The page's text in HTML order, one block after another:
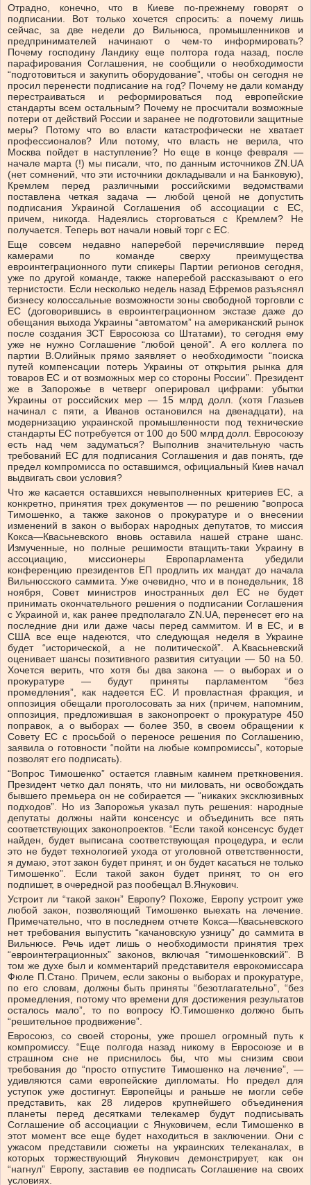
Отрадно, конечно, что в Киеве по-прежнему говорят о
подписании. Вот только хочется спросить: а почему лишь
сейчас, за две недели до Вильнюса, промышленников и
предпринимателей начинают о чем-то информировать?
Почему господину Ландику еще полтора года назад, после
парафирования Соглашения, не сообщили о необходимости
“подготовиться и закупить оборудование”, чтобы он сегодня не
просил перенести подписание на год? Почему не дали команду
перестраиваться и реформироваться под европейские
стандарты всем остальным? Почему не просчитали возможные
потери от действий России и заранее не подготовили защитные
меры? Потому что во власти катастрофически не хватает
профессионалов? Или потому, что власть не верила, что
Москва пойдет в наступление? Но еще в конце февраля —
начале марта (!) мы писали, что, по данным источников ZN.UA
(нет сомнений, что эти источники докладывали и на Банковую),
Кремлем перед различными российскими ведомствами
поставлена четкая задача — любой ценой не допустить
подписания Украиной Соглашения об ассоциации с ЕС,
причем, никогда. Надеялись сторговаться с Кремлем? Не
получается. Теперь вот начали новый торг с ЕС.
Еще совсем недавно наперебой перечислявшие перед
камерами по команде сверху преимущества
евроинтеграционного пути спикеры Партии регионов сегодня,
уже по другой команде, также наперебой рассказывают о его
тернистости. Если несколько недель назад Ефремов разъяснял
бизнесу колоссальные возможности зоны свободной торговли с
ЕС (договорившись в евроинтеграционном экстазе даже до
обещания выхода Украины “автоматом” на американский рынок
после создания ЗСТ Евросоюза со Штатами), то сегодня ему
уже не нужно Соглашение “любой ценой”. А его коллега по
партии В.Олийнык прямо заявляет о необходимости “поиска
путей компенсации потерь Украины от открытия рынка для
товаров ЕС и от возможных мер со стороны России”. Президент
же в Запорожье в четверг оперировал цифрами: убытки
Украины от российских мер — 15 млрд долл. (хотя Глазьев
начинал с пяти, а Иванов остановился на двенадцати), на
модернизацию украинской промышленности под технические
стандарты ЕС потребуется от 100 до 500 млрд долл. Евросоюзу
есть над чем задуматься? Выполнив значительную часть
требований ЕС для подписания Соглашения и дав понять, где
предел компромисса по оставшимся, официальный Киев начал
выдвигать свои условия?
Что же касается оставшихся невыполненных критериев ЕС, а
конкретно, принятия трех документов — по решению “вопроса
Тимошенко, а также законов о прокуратуре и о внесении
изменений в закон о выборах народных депутатов, то миссия
Кокса—Квасьневского вновь оставила нашей стране шанс.
Измученные, но полные решимости втащить-таки Украину в
ассоциацию, миссионеры Европарламента убедили
конференцию президентов ЕП продлить их мандат до начала
Вильнюсского саммита. Уже очевидно, что и в понедельник, 18
ноября, Совет министров иностранных дел ЕС не будет
принимать окончательного решения о подписании Соглашения
с Украиной и, как ранее предполагало ZN.UA, перенесет его на
последние дни или даже часы перед саммитом. И в ЕС, и в
США все еще надеются, что следующая неделя в Украине
будет “исторической, а не политической”. А.Квасьневский
оценивает шансы позитивного развития ситуации — 50 на 50.
Хочется верить, что хотя бы два закона — о выборах и о
прокуратуре — будут приняты парламентом “без
промедления”, как надеется ЕС. И провластная фракция, и
оппозиция обещали проголосовать за них (причем, напомним,
оппозиция, предложившая в законопроект о прокуратуре 450
поправок, а о выборах — более 350, в своем обращении к
Совету ЕС с просьбой о переносе решения по Соглашению,
заявила о готовности “пойти на любые компромиссы”, которые
позволят его подписать).
“Вопрос Тимошенко” остается главным камнем преткновения.
Президент четко дал понять, что ни миловать, ни освобождать
бывшего премьера он не собирается — “никаких эксклюзивных
подходов”. Но из Запорожья указал путь решения: народные
депутаты должны найти консенсус и объединить все пять
соответствующих законопроектов. “Если такой консенсус будет
найден, будет выписана соответствующая процедура, и если
это не будет технологией ухода от уголовной ответственности,
я думаю, этот закон будет принят, и он будет касаться не только
Тимошенко”. Если такой закон будет принят, то он его
подпишет, в очередной раз пообещал В.Янукович.
Устроит ли “такой закон” Европу? Похоже, Европу устроит уже
любой закон, позволяющий Тимошенко выехать на лечение.
Примечательно, что в последнем отчете Кокса—Квасьневского
нет требования выпустить “качановскую узницу” до саммита в
Вильнюсе. Речь идет лишь о необходимости принятия трех
“евроинтеграционных” законов, включая “тимошенковский”. В
том же духе был и комментарий представителя еврокомиссара
Фюле П.Стано. Причем, если законы о выборах и прокуратуре,
по его словам, должны быть приняты “безотлагательно”, “без
промедления, потому что времени для достижения результатов
осталось мало”, то по вопросу Ю.Тимошенко должно быть
“решительное продвижение”.
Евросоюз, со своей стороны, уже прошел огромный путь к
компромиссу. “Еще полгода назад никому в Евросоюзе и в
страшном сне не приснилось бы, что мы снизим свои
требования до “просто отпустите Тимошенко на лечение”, —
удивляются сами европейские дипломаты. Но предел для
уступок уже достигнут. Европейцы и раньше не могли себе
представить, как 28 лидеров крупнейшего объединения
планеты перед десятками телекамер будут подписывать
Соглашение об ассоциации с Януковичем, если Тимошенко в
этот момент все еще будет находиться в заключении. Они с
ужасом представили сюжеты на украинских телеканалах, в
которых торжествующий Янукович демонстрирует, как он
“нагнул” Европу, заставив ее подписать Соглашение на своих
условиях.